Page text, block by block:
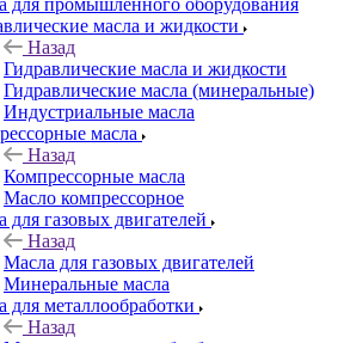
для промышленного оборудования
масла и жидкости
Назад
Гидравлические масла и жидкости
Гидравлические масла (минеральные)
Индустриальные масла
масла
Назад
Компрессорные масла
Масло компрессорное
для газовых двигателей
Назад
Масла для газовых двигателей
Минеральные масла
для металлообработки
Назад